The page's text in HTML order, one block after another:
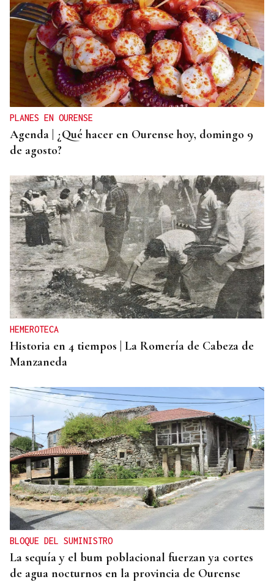
DIA DE GALICIA
Naturales de Galicia celebra el dia de la Patria
gallega venerando al Apóstol Santiago
PLANES EN OURENSE
Agenda | ¿Qué hacer en Ourense hoy, domingo 9
de agosto?
HEMEROTECA
Historia en 4 tiempos | La Romería de Cabeza de
Manzaneda
BLOQUE DEL SUMINISTRO
La sequía y el bum poblacional fuerzan ya cortes
de agua nocturnos en la provincia de Ourense